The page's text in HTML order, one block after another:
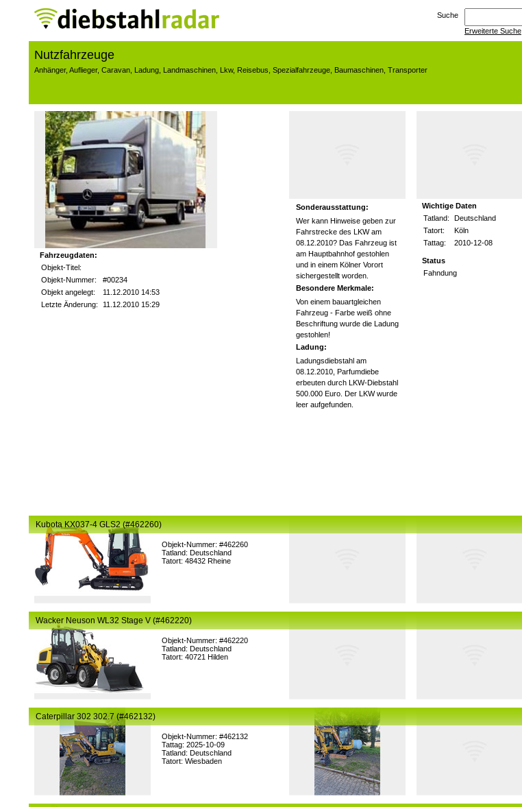
Suche
Erweiterte Suche
Nutzfahrzeuge
Anhänger, Auflieger, Caravan Ladung Landmaschinen Lkw, Reisebus Spezialfahrzeuge Baumaschinen Transporter
Fahrzeugdaten:
Objekt-Titel:
Objekt-Nummer:
#00234
Objekt angelegt:
11.12.2010 14:53
Letzte Änderung:
11.12.2010 15:29
Sonderausstattung:
Wer kann Hinweise geben zur
Fahrstrecke des LKW am
08.12.2010? Das Fahrzeug ist
am Hauptbahnhof gestohlen
und in einem Kölner Vorort
sichergestellt worden.
Besondere Merkmale:
Von einem bauartgleichen
Fahrzeug - Farbe weiß ohne
Beschriftung wurde die Ladung
gestohlen!
Ladung:
Ladungsdiebstahl am
08.12.2010, Parfumdiebe
erbeuten durch LKW-Diebstahl
500.000 Euro. Der LKW wurde
leer aufgefunden.
Wichtige Daten
Tatland:
Deutschland
Tatort:
Köln
Tattag:
2010-12-08
Status
Fahndung
Objekt-Nummer: #462260
Tatland: Deutschland
Tatort: 48432 Rheine
Kubota KX037-4 GLS2 (#462260)
Objekt-Nummer: #462220
Tatland: Deutschland
Tatort: 40721 Hilden
Wacker Neuson WL32 Stage V (#462220)
Objekt-Nummer: #462132
Tattag: 2025-10-09
Tatland: Deutschland
Tatort: Wiesbaden
Caterpillar 302 302.7 (#462132)